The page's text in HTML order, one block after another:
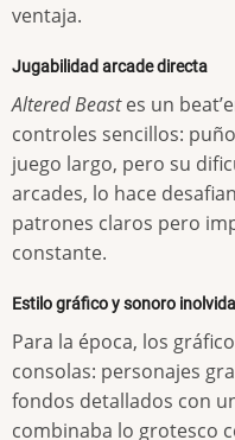
ventaja.
Jugabilidad arcade directa
Altered Beastes un
controles sencillos:
juego largo, pero su
arcades, lo hace
patrones claros pero
constante.
Estilo gráfico y sonoro
Para la época, los
consolas: personajes
fondos detallados con
combinaba lo grotesco